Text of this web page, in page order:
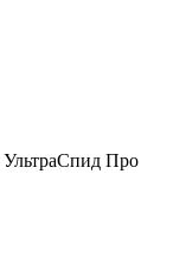
УльтраСпид Про